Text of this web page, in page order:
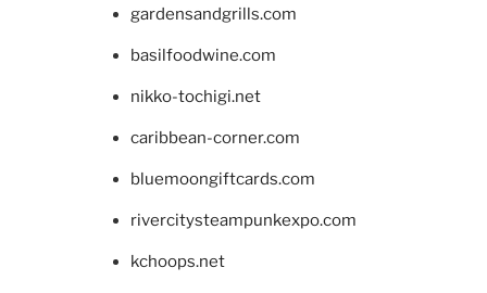
gardensandgrills.com
basilfoodwine.com
nikko-tochigi.net
caribbean-corner.com
bluemoongiftcards.com
rivercitysteampunkexpo.com
kchoops.net